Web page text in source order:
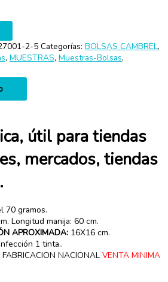
2-5 Categorías: BOLSAS CAMBREL,
, MUESTRAS, Muestras-Bolsas,
útil para tiendas
mercados, tiendas
70 gramos.
Longitud manija: 60 cm.
APROXIMADA: 16X16 cm.
1 tinta..
NACIONAL VENTA MINIMA